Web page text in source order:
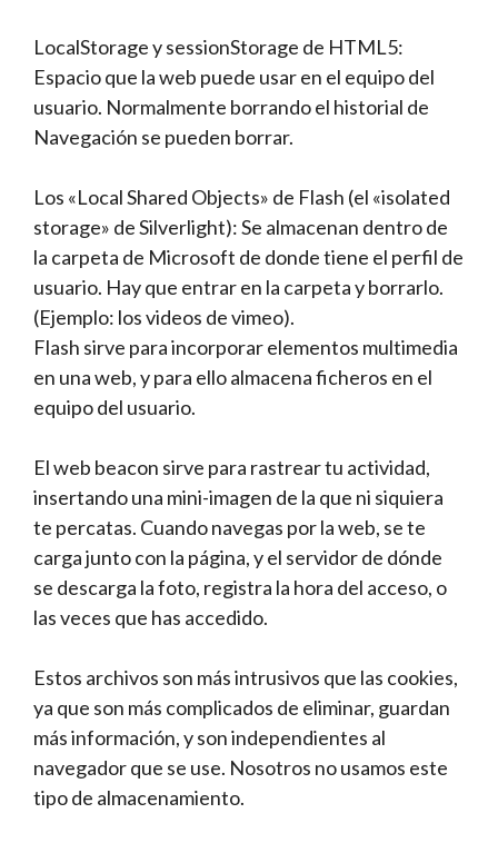
LocalStorage y sessionStorage de HTML5:
Espacio que la web puede usar en el equipo del
usuario. Normalmente borrando el historial de
Navegación se pueden borrar.
Los «Local Shared Objects» de Flash (el «isolated
storage» de Silverlight): Se almacenan dentro de
la carpeta de Microsoft de donde tiene el perfil de
usuario. Hay que entrar en la carpeta y borrarlo.
(Ejemplo: los videos de vimeo).
Flash sirve para incorporar elementos multimedia
en una web, y para ello almacena ficheros en el
equipo del usuario.
El web beacon sirve para rastrear tu actividad,
insertando una mini-imagen de la que ni siquiera
te percatas. Cuando navegas por la web, se te
carga junto con la página, y el servidor de dónde
se descarga la foto, registra la hora del acceso, o
las veces que has accedido.
Estos archivos son más intrusivos que las cookies,
ya que son más complicados de eliminar, guardan
más información, y son independientes al
navegador que se use. Nosotros no usamos este
tipo de almacenamiento.